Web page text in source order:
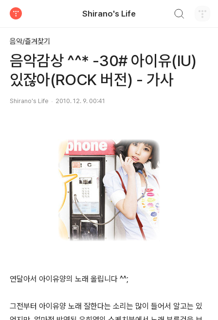
Shirano's Life
음악/즐겨찾기
음악감상 ^^* -30# 아이유(IU)
있잖아(ROCK 버전) - 가사
Shirano's Life 2010. 12. 9. 00:41
연달아서 아이유양의 노래 올립니다 ^^;
그전부터 아이유양 노래 잘한다는 소리는 많이 들어서 알고는 있